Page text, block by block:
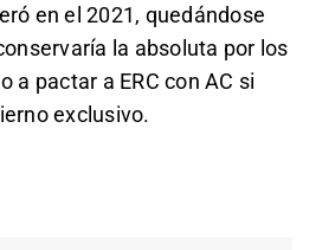
en el 2021, quedándose
la absoluta por los
a pactar a ERC con AC si
exclusivo.